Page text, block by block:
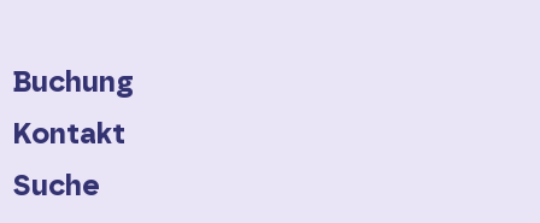
Buchung
Kontakt
Suche